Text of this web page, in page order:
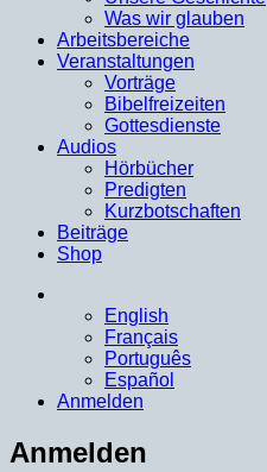
Was wir glauben
Arbeitsbereiche
Veranstaltungen
Vorträge
Bibelfreizeiten
Gottesdienste
Audios
Hörbücher
Predigten
Kurzbotschaften
Beiträge
Shop
English
Français
Português
Español
Anmelden
Anmelden